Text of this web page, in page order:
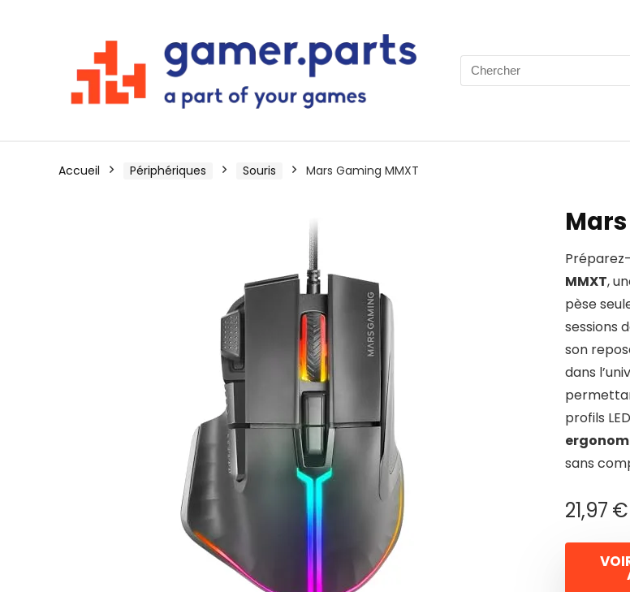
Search
for:
Accueil Périphériques Souris Mars Gaming MMXT
MMXT,
pèse
sessions
son
dans
profils
sans
21,97 €